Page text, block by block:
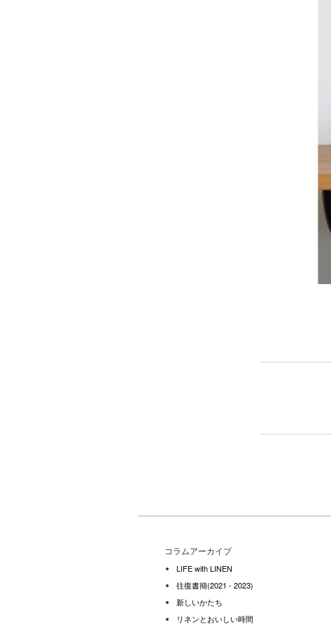
コラムアーカイブ
LIFE with LINEN
往復書簡(2021 - 2023)
新しいかたち
リネンとおいしい時間